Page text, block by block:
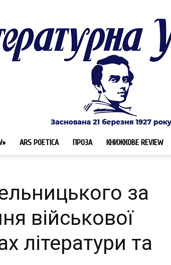
Україна
ARS POETICA ПРОЗА КНИЖКОВЕ REVIEW
за
військової
літератури та